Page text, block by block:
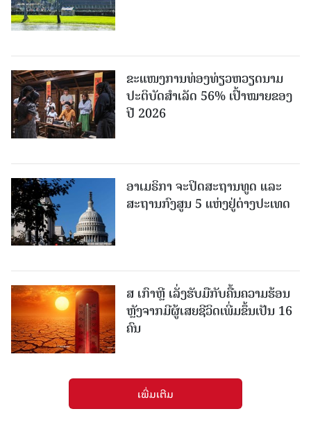
ຂະ​ແໜງ​ການ​ທ່ອງ​ທ່ຽວຫວຽດນາມ ​
ປະ​ຕິ​ບັດ​ສຳ​ເລັດ 56% ເປົ້າ​ໝາຍຂອງ
ປີ 2026
ອາເມຣິກາ ຈະປິດສະຖານທູດ ແ​ລະ
ສະຖານກົງສູນ 5 ແຫ່ງ​ຢູ່​ຕ່າງ​ປະ​ເທດ
ສ ເກົາຫຼີ ເລັ່ງຮັບມືກັບຄື້ນຄວາມຮ້ອນ
ຫຼັງຈາກມີຜູ້ເສຍຊີວິດເພີ່ມຂຶ້ນເປັນ 16
ຄົນ
ເພີ່ມເຕີມ